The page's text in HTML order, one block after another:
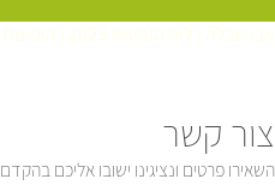
אבו טבלה | לוח הופעות 2023 | הופעות קרובות | הזמנת כרטיסים
צור קשר
השאירו פרטים ונציגינו ישובו אליכם בהקדם